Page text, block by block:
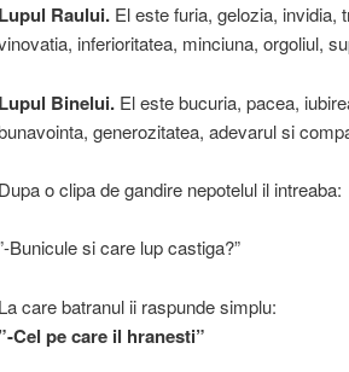
Lupul Raului. El este furia, gelozia, invidia,
inferioritatea, minciuna, orgoliul,
Lupul Binelui. El este bucuria, pacea,
generozitatea, adevarul si
Dupa o clipa de gandire nepotelul il intreaba:
Bunicule si care lup castiga?”
La care batranul ii raspunde simplu:
”-Cel pe care il hranesti”